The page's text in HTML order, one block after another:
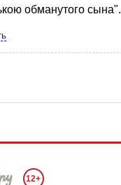
обманутого сына".
12+